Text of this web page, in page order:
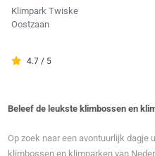
Klimpark Twiske
Oostzaan
4.7 / 5
Beleef de leukste klimbossen en
Op zoek naar een avontuurlijk dagje
klimbossen en klimparken van